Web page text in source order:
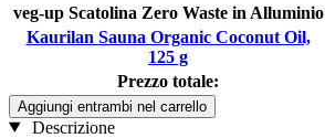
veg-up Scatolina Zero Waste in Alluminio
Kaurilan Sauna Organic Coconut Oil,
125 g
Prezzo totale:
Aggiungi entrambi nel carrello
Descrizione